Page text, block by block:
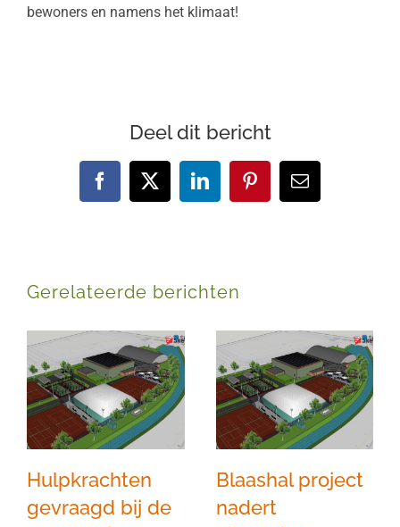
bewoners en namens het klimaat!
Deel dit bericht
Facebook
X LinkedInPinterest
E-
mail
Gerelateerde berichten
Hulpkrachten
gevraagd bij de
Blaashal project
nadert